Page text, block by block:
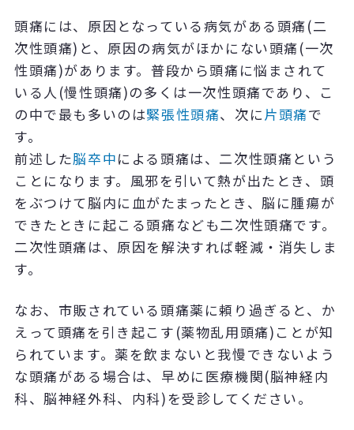
頭痛には、原因となっている病気がある頭痛(二
次性頭痛) と、原因の病気がほかにない頭痛(一次
性頭痛)があります。普段から頭痛に悩まされて
いる人 (慢性頭痛)の多くは一次性頭痛であり、こ
の中で最も多いのは緊張性頭痛、次に片頭痛で
す。
前述した脳卒中による頭痛は、二次性頭痛という
ことになります。風邪を引いて熱が出たとき、頭
をぶつけて脳内に血がたまったとき、脳に腫瘍が
できたときに起こる頭痛なども二次性頭痛です。
二次性頭痛は、原因を解決すれば軽減・消失しま
す。
なお、市販されている頭痛薬に頼り過ぎると、か
えって頭痛を引き起こす (薬物乱用頭痛) ことが知
られています。薬を飲まないと我慢できないよう
な頭痛がある場合は、早めに医療機関(脳神経内
科、脳神経外科、内科)を受診してください。